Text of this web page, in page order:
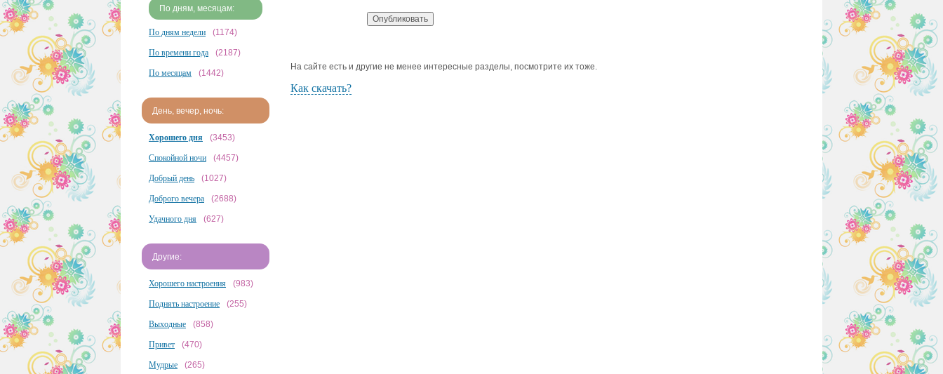
По дням, месяцам:
По дням недели (1174)
По времени года (2187)
По месяцам (1442)
День, вечер, ночь:
Хорошего дня (3453)
Спокойной ночи (4457)
Добрый день (1027)
Доброго вечера (2688)
Удачного дня (627)
Другие:
Хорошего настроения (983)
Поднять настроение (255)
Выходные (858)
Привет (470)
Мудрые (265)
На сайте есть и другие не менее интересные разделы, посмотрите их тоже.
Как скачать?